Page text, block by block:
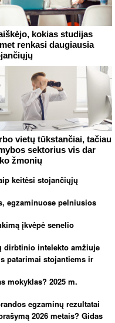
kokias studijas
renkasi daugiausia
vietų tūkstančiai, tačiau
sektorius vis dar
žmonių
keitėsi stojančiųjų
egzaminuose pelniusios
įkvėpė senelio
dirbtinio intelekto amžiuje
patarimai stojantiems ir
mokyklas? 2025 m.
egzaminų rezultatai
2026 metais? Gidas